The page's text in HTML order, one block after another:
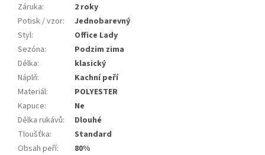
Záruka:
2 roky
Potisk / vzor:
Jednobarevný
Styl:
Office Lady
Sezóna:
Podzim zima
Délka:
klasický
Náplň:
Kachní peří
Materiál:
POLYESTER
Kapuce:
Ne
Délka rukávů:
Dlouhé
Tloušťka:
Standard
Obsah peří:
80%